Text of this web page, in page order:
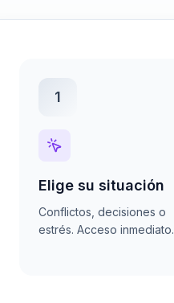
1
Elige su situación
Conflictos, decisiones o
estrés. Acceso inmediato.